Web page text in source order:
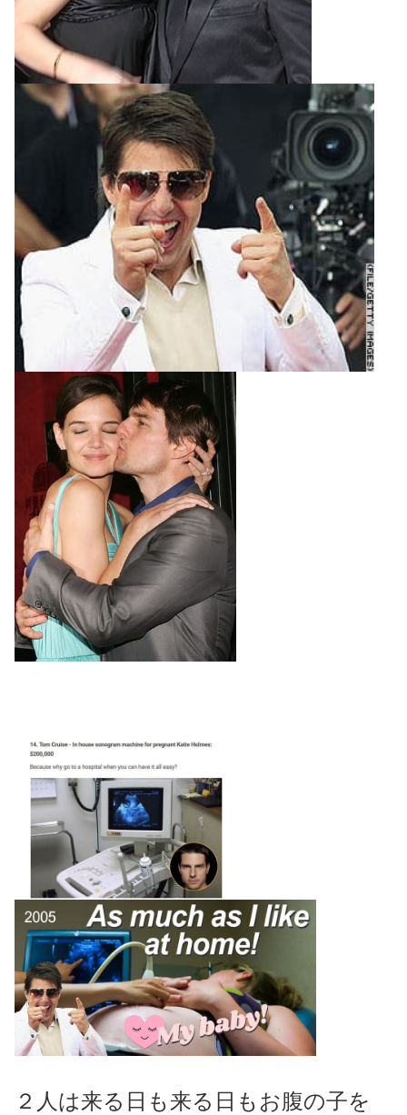
２人は来る日も来る日もお腹の子を